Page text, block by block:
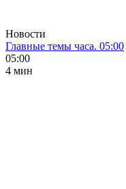
Новости
Главные темы часа. 05:00
05:00
4 мин